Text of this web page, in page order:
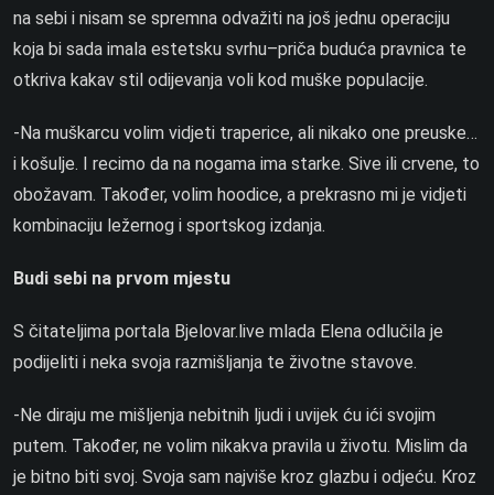
na sebi i nisam se spremna odvažiti na još jednu operaciju
koja bi sada imala estetsku svrhu–priča buduća pravnica te
otkriva kakav stil odijevanja voli kod muške populacije.
-Na muškarcu volim vidjeti traperice, ali nikako one preuske…
i košulje. I recimo da na nogama ima starke. Sive ili crvene, to
obožavam. Također, volim hoodice, a prekrasno mi je vidjeti
kombinaciju ležernog i sportskog izdanja.
Budi sebi na prvom mjestu
S čitateljima portala Bjelovar.live mlada Elena odlučila je
podijeliti i neka svoja razmišljanja te životne stavove.
-Ne diraju me mišljenja nebitnih ljudi i uvijek ću ići svojim
putem. Također, ne volim nikakva pravila u životu. Mislim da
je bitno biti svoj. Svoja sam najviše kroz glazbu i odjeću. Kroz